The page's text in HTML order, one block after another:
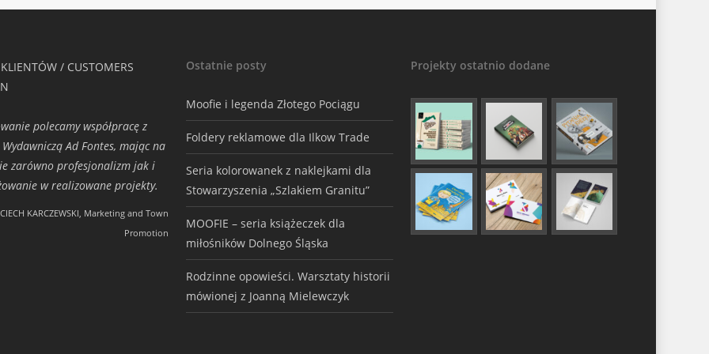
/ CUSTOMERS
polecamy współpracę z
Wydawniczą Ad Fontes, mając na
zarówno profesjonalizm jak i
w realizowane projekty.
KARCZEWSKI, Marketing and Town
Promotion
Ostatnie posty
Moofie i legenda Złotego Pociągu
Foldery reklamowe dla Ilkow Trade
Seria kolorowanek z naklejkami dla
Stowarzyszenia „Szlakiem Granitu”
MOOFIE – seria książeczek dla
miłośników Dolnego Śląska
Rodzinne opowieści. Warsztaty historii
mówionej z Joanną Mielewczyk
Projekty ostatnio dodane